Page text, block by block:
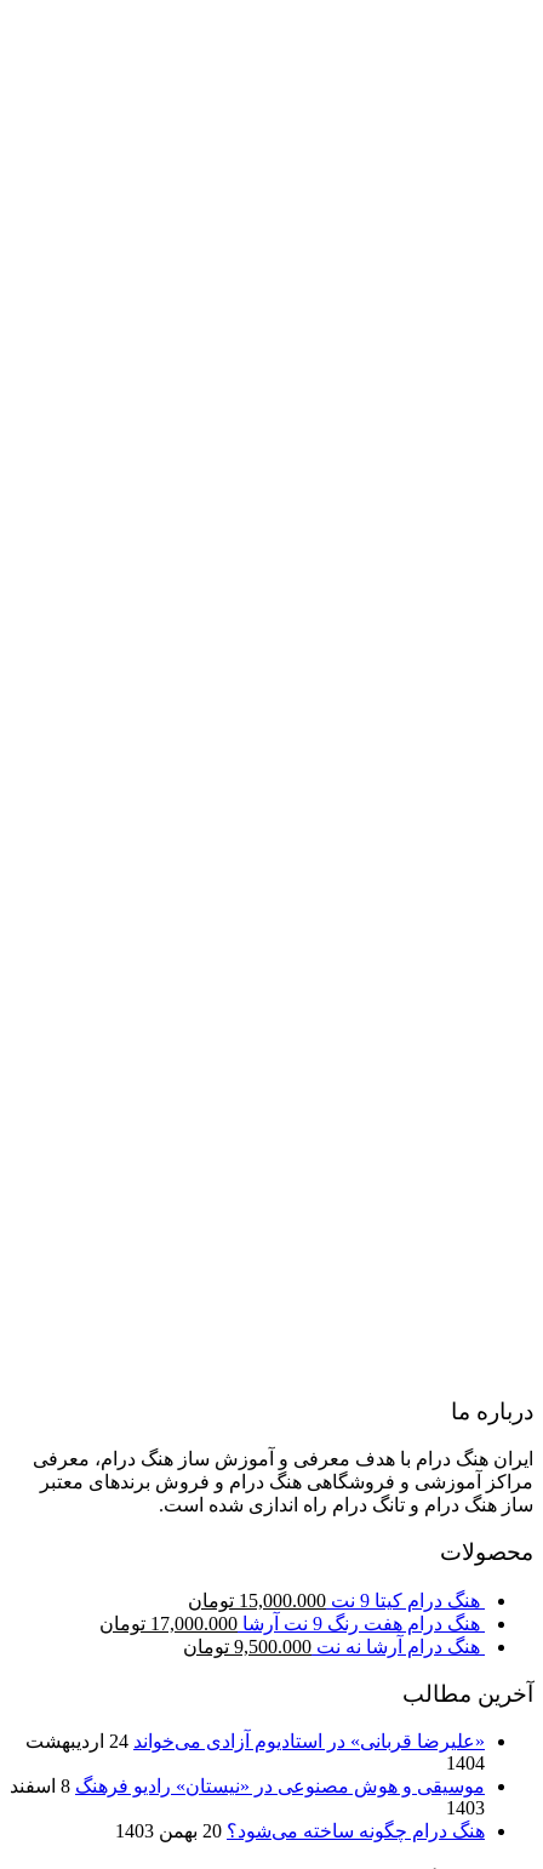
درباره ما
ایران هنگ درام با هدف معرفی و آموزش ساز هنگ درام، معرفی
مراکز آموزشی و فروشگاهی هنگ درام و فروش برندهای معتبر
ساز هنگ درام و تانگ درام راه اندازی شده است.
محصولات
هنگ درام کیتا 9 نت 15,000.000 تومان
هنگ درام هفت رنگ 9 نت آرشا
17,000.000 تومان
هنگ درام آرشا نه نت 9,500.000 تومان
آخرین مطالب
«علیرضا قربانی» در استادیوم آزادی می‌خواند
24 اردیبهشت
1404
موسیقی و هوش مصنوعی در «نیستان» رادیو فرهنگ
8 اسفند
1403
هنگ درام چگونه ساخته می‌شود؟ 20 بهمن 1403